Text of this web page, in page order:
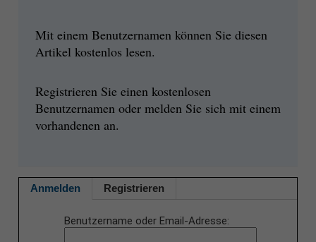
Mit einem Benutzernamen können Sie diesen
Artikel kostenlos lesen.
Registrieren Sie einen kostenlosen
Benutzernamen oder melden Sie sich mit einem
vorhandenen an.
Anmelden Registrieren
Benutzername oder Email-Adresse